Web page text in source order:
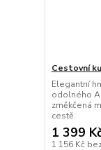
Cestovní
Elegantní
odolného
změkčená
cestě.
1 399
1 156 Kč